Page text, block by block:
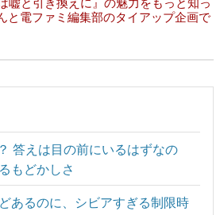
と電ファミ編集部のタイアップ企画で
答えは目の前にいるはずなの
もどかしさ
あるのに、シビアすぎる制限時